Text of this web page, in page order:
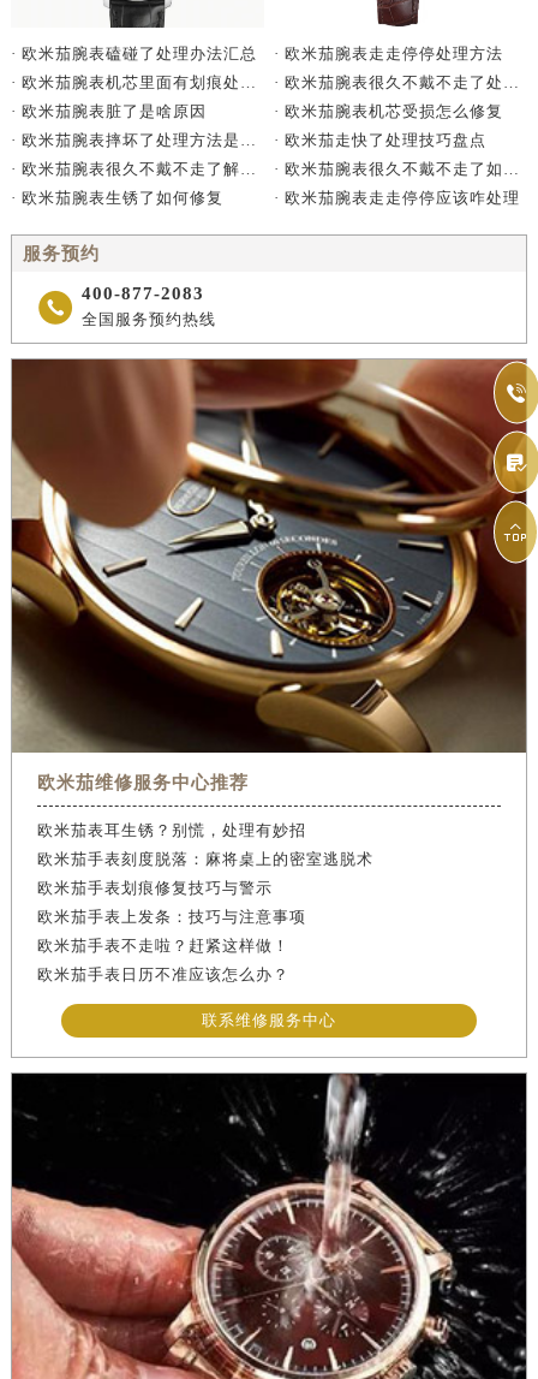
· 欧米茄腕表磕碰了处理办法汇总
· 欧米茄腕表机芯里面有划痕处理办法详解
· 欧米茄腕表脏了是啥原因
· 欧米茄腕表摔坏了处理方法是什么
· 欧米茄腕表很久不戴不走了解决方法是什么
· 欧米茄腕表生锈了如何修复
· 欧米茄腕表走走停停处理方法
· 欧米茄腕表机芯受损怎么修复
· 欧米茄走快了处理技巧盘点
· 欧米茄腕表走走停停应该咋处理
服务预约
 400-877-2083
全国服务预约热线
欧米茄维修服务中心推荐
欧米茄表耳生锈？别慌，处理有妙招
欧米茄手表刻度脱落：麻将桌上的密室逃脱术
欧米茄手表划痕修复技巧与警示
欧米茄手表上发条：技巧与注意事项
欧米茄手表不走啦？赶紧这样做！
欧米茄手表日历不准应该怎么办？
联系维修服务中心


